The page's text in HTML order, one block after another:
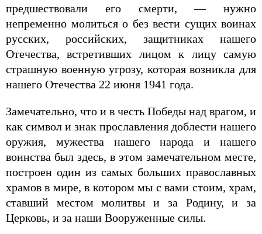
предшествовали его смерти, — нужно
непременно молиться о без вести сущих воинах
русских, российских, защитниках нашего
Отечества, встретивших лицом к лицу самую
страшную военную угрозу, которая возникла для
нашего Отечества 22 июня 1941 года.
Замечательно, что и в честь Победы над врагом, и
как символ и знак прославления доблести нашего
оружия, мужества нашего народа и нашего
воинства был здесь, в этом замечательном месте,
построен один из самых больших православных
храмов в мире, в котором мы с вами стоим, храм,
ставший местом молитвы и за Родину, и за
Церковь, и за наши Вооруженные силы.